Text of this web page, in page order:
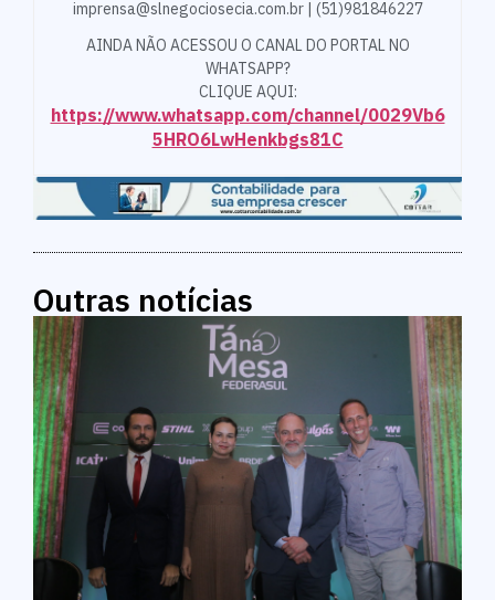
imprensa@slnegociosecia.com.br | (51)981846227
AINDA NÃO ACESSOU O CANAL DO PORTAL NO
WHATSAPP?
CLIQUE AQUI:
https://www.whatsapp.com/channel/0029Vb6
5HRO6LwHenkbgs81C
Outras notícias